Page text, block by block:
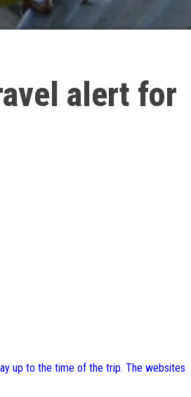
alert for
up to the time of the trip. The websites